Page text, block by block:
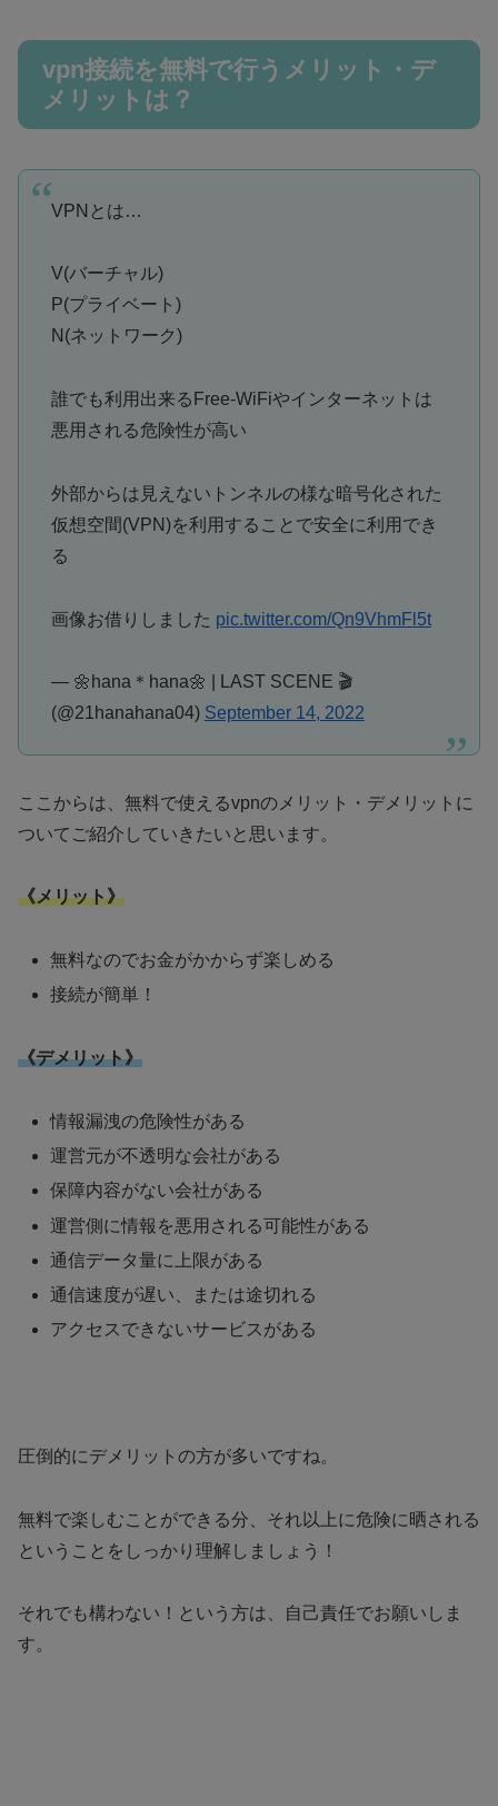
vpn接続を無料で行うメリット・デ
メリットは？
VPNとは…
V(バーチャル)
P(プライベート)
N(ネットワーク)
誰でも利用出来るFree-WiFiやインターネットは
悪用される危険性が高い
外部からは見えないトンネルの様な暗号化された
仮想空間(VPN)を利用することで安全に利用でき
る
画像お借りしました pic.twitter.com/Qn9VhmFl5t
— 🌼hana＊hana🌼 | LAST SCENE 🎬
(@21hanahana04) September 14, 2022
ここからは、無料で使えるvpnのメリット・デメリットに
ついてご紹介していきたいと思います。
《メリット》
無料なのでお金がかからず楽しめる
接続が簡単！
《デメリット》
情報漏洩の危険性がある
運営元が不透明な会社がある
保障内容がない会社がある
運営側に情報を悪用される可能性がある
通信データ量に上限がある
通信速度が遅い、または途切れる
アクセスできないサービスがある
圧倒的にデメリットの方が多いですね。
無料で楽しむことができる分、それ以上に危険に晒される
ということをしっかり理解しましょう！
それでも構わない！という方は、自己責任でお願いしま
す。